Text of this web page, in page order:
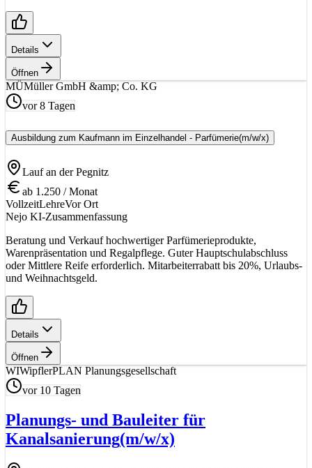
Details
Öffnen
MÜMüller GmbH &amp; Co. KG
vor 8 Tagen
Ausbildung zum Kaufmann im Einzelhandel - Parfümerie(m/w/x)
Lauf an der Pegnitz
ab 1.250 / Monat
VollzeitLehreVor Ort
Nejo KI-Zusammenfassung
Beratung und Verkauf hochwertiger Parfümerieprodukte,
Warenpräsentation und Regalpflege. Guter Hauptschulabschluss
oder Mittlere Reife erforderlich. Mitarbeiterrabatt bis 20%, Urlaubs-
und Weihnachtsgeld.
Details
Öffnen
WIWipflerPLAN Planungsgesellschaft
vor 10 Tagen
Planungs- und Bauleiter für
Kanalsanierung(m/w/x)